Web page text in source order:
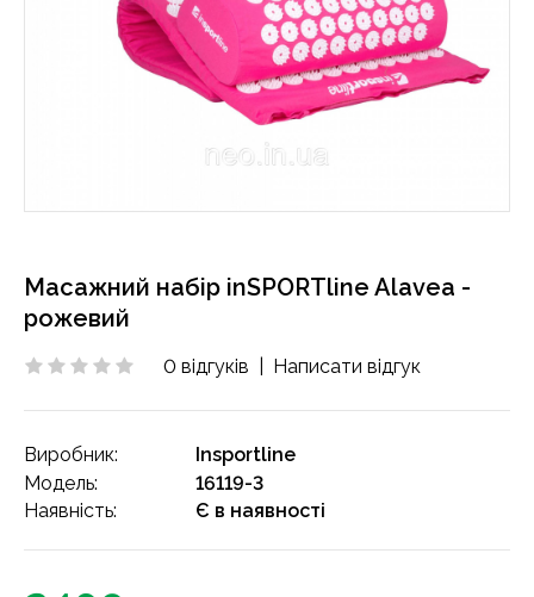
Масажний набір inSPORTline Alavea -
рожевий
0 відгуків Написати відгук
Виробник:
Insportline
Модель:
16119-3
Наявність:
Є в наявності